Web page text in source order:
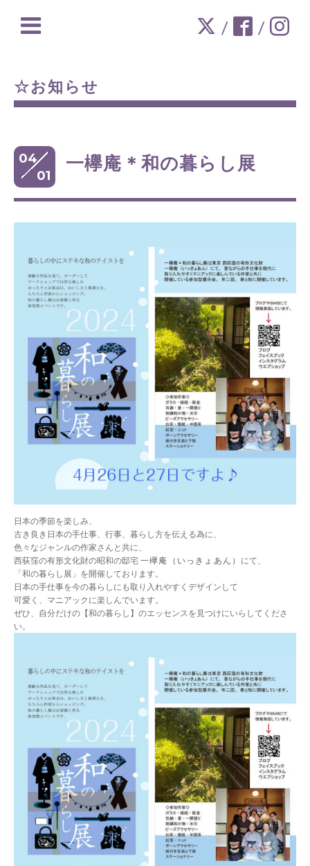
/ /
☆お知らせ
04
01
一欅庵＊和の暮らし展
日本の季節を楽しみ、
古き良き日本の手仕事、行事、暮らし方を伝える為に、
色々なジャンルの作家さんと共に、
西荻窪の有形文化財の昭和の邸宅 一欅庵（いっきょあん） にて、
「和の暮らし展」を開催しております。
日本の手仕事を今の暮らしにも取り入れやすくデザインして
可愛く、マニアックに楽しんでいます。
ぜひ、自分だけの【和の暮らし】のエッセンスを見つけにいらしてくださ
い。